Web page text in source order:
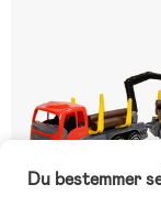
Du bestemmer